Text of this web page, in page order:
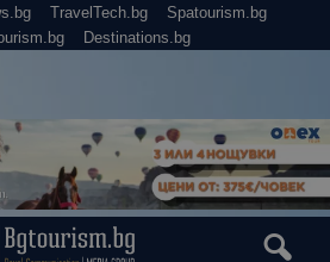
TravelTech.bg
Spatourism.bg
Destinations.bg